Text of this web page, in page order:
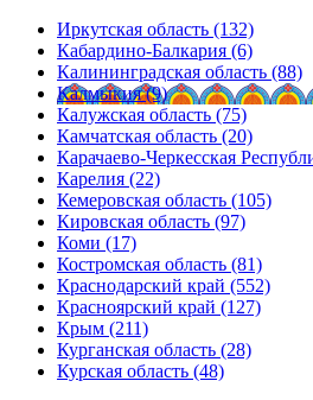
Иркутская область (132)
Кабардино-Балкария (6)
Калининградская область (88)
Калмыкия (9)
Калужская область (75)
Камчатская область (20)
Карачаево-Черкесская
Карелия (22)
Кемеровская область (105)
Кировская область (97)
Коми (17)
Костромская область (81)
Краснодарский край (552)
Красноярский край (127)
Крым (211)
Курганская область (28)
Курская область (48)